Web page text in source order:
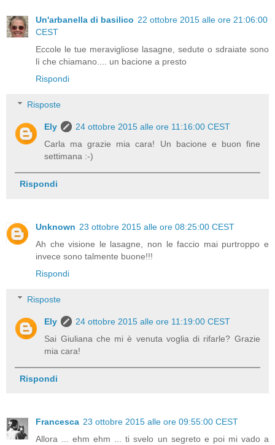
Un'arbanella di basilico 22 ottobre 2015 alle ore 21:06:00
CEST
Eccole le tue meravigliose lasagne, sedute o sdraiate sono
lì che chiamano.... un bacione a presto
Rispondi
Risposte
Ely
24 ottobre 2015 alle ore 11:16:00 CEST
Carla ma grazie mia cara! Un bacione e buon fine
settimana :-)
Rispondi
Unknown 23 ottobre 2015 alle ore 08:25:00 CEST
Ah che visione le lasagne, non le faccio mai purtroppo e
invece sono talmente buone!!!
Rispondi
Risposte
Ely
24 ottobre 2015 alle ore 11:19:00 CEST
Sai Giuliana che mi è venuta voglia di rifarle? Grazie
mia cara!
Rispondi
Francesca 23 ottobre 2015 alle ore 09:55:00 CEST
Allora ... ehm ehm ... ti svelo un segreto e poi mi vado a